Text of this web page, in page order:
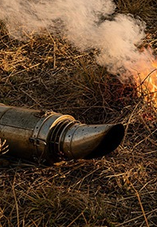
commun : l’action
tous ensemble !
populations de varroas
pour le 30 avril
varroa et calendrier lutte
d’Actions en faveur des